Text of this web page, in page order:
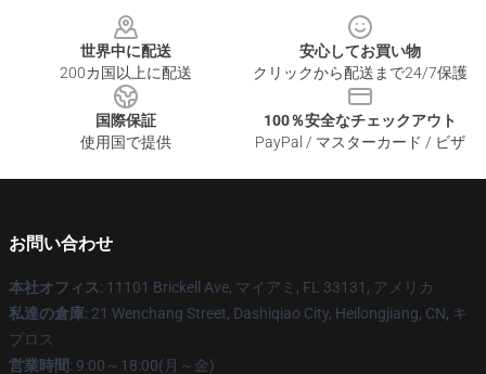
世界中に配送
200カ国以上に配送
安心してお買い物
クリックから配送まで24/7保護
国際保証
使用国で提供
100％安全なチェックアウト
PayPal / マスターカード / ビザ
お問い合わせ
本社オフィス: 11101 Brickell Ave, マイアミ, FL 33131, アメリカ
私達の倉庫: 21 Wenchang Street, Dashiqiao City, Heilongjiang, CN, キ
プロス
営業時間: 9:00～18:00(月～金)